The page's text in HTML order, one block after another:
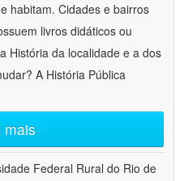
habitam. Cidades e bairros
livros didáticos ou
História da localidade e a dos
A História Pública
mais
Federal Rural do Rio de